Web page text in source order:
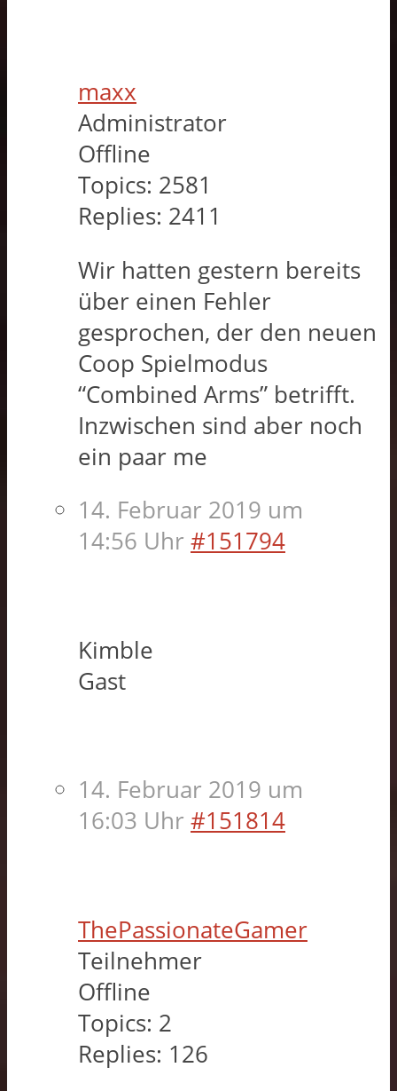
maxx
Administrator
Offline
Topics: 2581
Replies: 2411
Wir hatten gestern bereits
über einen Fehler
gesprochen, der den neuen
Coop Spielmodus
“Combined Arms” betrifft.
Inzwischen sind aber noch
ein paar me
14. Februar 2019 um
14:56 Uhr #151794
Kimble
Gast
14. Februar 2019 um
16:03 Uhr #151814
ThePassionateGamer
Teilnehmer
Offline
Topics: 2
Replies: 126